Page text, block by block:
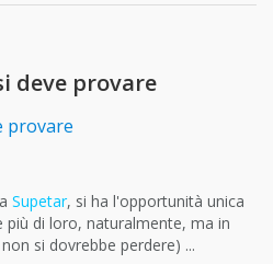
deve provare
provare
Supetar, si ha l'opportunità unica
più di loro, naturalmente, ma in
si dovrebbe perdere) ...